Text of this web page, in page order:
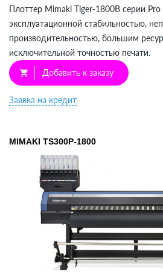
Плоттер Mimaki Tiger-1800B серии
эксплуатационной стабильностью,
производительностью, большим
исключительной точностью печати.
shopping_cart Добавить к заказу
Заявка на кредит
MIMAKI TS300P-1800